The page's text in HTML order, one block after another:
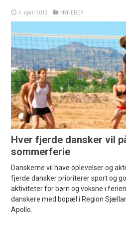
4. april 2012 NYHEDER
Hver fjerde dansker vil
sommerferie
Danskerne vil have oplevelser og
fjerde dansker prioriterer sport og
aktiviteter for børn og voksne i
danskere med bopæl i Region
Apollo.